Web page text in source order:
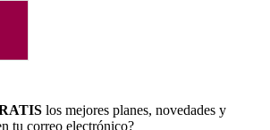
los mejores planes, novedades y
tu correo electrónico?